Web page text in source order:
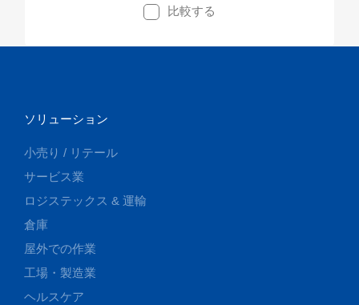
比較する
ソリューション
小売り / リテール
サービス業
ロジステックス & 運輸
倉庫
屋外での作業
工場・製造業
ヘルスケア